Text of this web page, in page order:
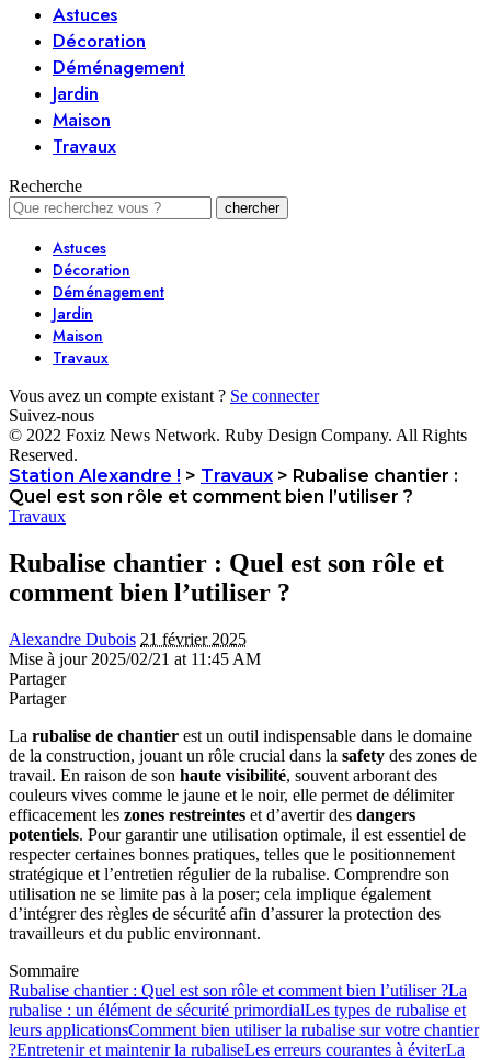
Astuces
Décoration
Déménagement
Jardin
Maison
Travaux
Recherche
Astuces
Décoration
Déménagement
Jardin
Maison
Travaux
Vous avez un compte existant ? Se connecter
Suivez-nous
© 2022 Foxiz News Network. Ruby Design Company. All Rights
Reserved.
Station Alexandre ! > Travaux > Rubalise chantier :
Quel est son rôle et comment bien l’utiliser ?
Travaux
Rubalise chantier : Quel est son rôle et
comment bien l’utiliser ?
Alexandre Dubois 21 février 2025
Mise à jour 2025/02/21 at 11:45 AM
Partager
Partager
La rubalise de chantier est un outil indispensable dans le domaine
de la construction, jouant un rôle crucial dans la safety des zones de
travail. En raison de son haute visibilité, souvent arborant des
couleurs vives comme le jaune et le noir, elle permet de délimiter
efficacement les zones restreintes et d’avertir des dangers
potentiels. Pour garantir une utilisation optimale, il est essentiel de
respecter certaines bonnes pratiques, telles que le positionnement
stratégique et l’entretien régulier de la rubalise. Comprendre son
utilisation ne se limite pas à la poser; cela implique également
d’intégrer des règles de sécurité afin d’assurer la protection des
travailleurs et du public environnant.
Sommaire
Rubalise chantier : Quel est son rôle et comment bien l’utiliser ?La
rubalise : un élément de sécurité primordialLes types de rubalise et
leurs applicationsComment bien utiliser la rubalise sur votre chantier
?Entretenir et maintenir la rubaliseLes erreurs courantes à éviterLa